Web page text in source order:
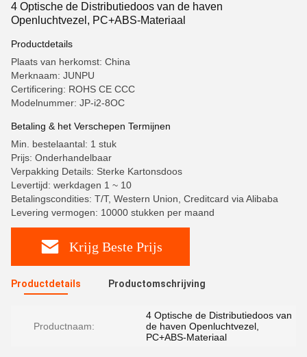
4 Optische de Distributiedoos van de haven
Openluchtvezel, PC+ABS-Materiaal
Productdetails
Plaats van herkomst: China
Merknaam: JUNPU
Certificering: ROHS CE CCC
Modelnummer: JP-i2-8OC
Betaling & het Verschepen Termijnen
Min. bestelaantal: 1 stuk
Prijs: Onderhandelbaar
Verpakking Details: Sterke Kartonsdoos
Levertijd: werkdagen 1 ~ 10
Betalingscondities: T/T, Western Union, Creditcard via Alibaba
Levering vermogen: 10000 stukken per maand
Krijg Beste Prijs
Productdetails Productomschrijving
Productnaam:
4 Optische de Distributiedoos van
de haven Openluchtvezel,
PC+ABS-Materiaal